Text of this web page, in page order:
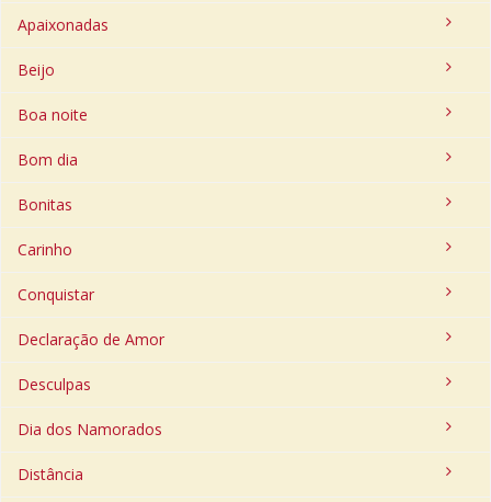
Apaixonadas
Beijo
Boa noite
Bom dia
Bonitas
Carinho
Conquistar
Declaração de Amor
Desculpas
Dia dos Namorados
Distância